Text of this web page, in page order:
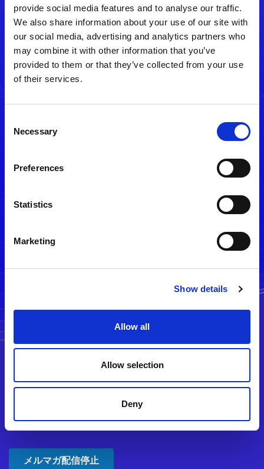
provide social media features and to analyse our traffic.
We also share information about your use of our site with
our social media, advertising and analytics partners who
may combine it with other information that you’ve
provided to them or that they’ve collected from your use
of their services.
Selection
Necessary
Preferences
Statistics
Marketing
Show details
Allow all
Allow selection
Deny
ある可能性があります。
メールアドレスをご確認のうえ、
再度手続きを行ってください。
メルマガ配信停止